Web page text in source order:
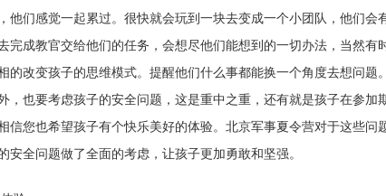
他们感觉一起累过。很快就会玩到一块去变成一个小团队，他们会
完成教官交给他们的任务，会想尽他们能想到的一切办法，当然有
改变孩子的思维模式。提醒他们什么事都能换一个角度去想问题。
也要考虑孩子的安全问题，这是重中之重，还有就是孩子在参加
信您也希望孩子有个快乐美好的体验。北京军事夏令营对于这些问
全问题做了全面的考虑，让孩子更加勇敢和坚强。